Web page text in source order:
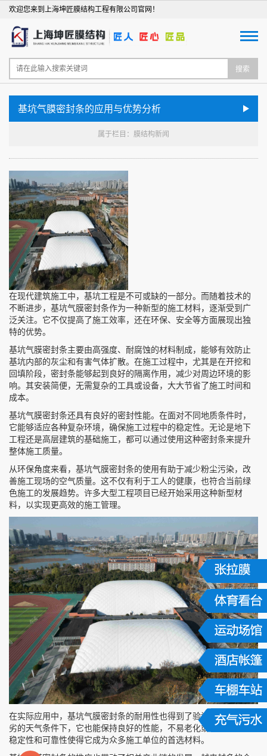
欢迎您来到上海坤匠膜结构工程有限公司官网！
搜索
基坑气膜密封条的应用与优势分析
属于栏目：膜结构新闻
在现代建筑施工中，基坑工程是不可或缺的一部分。而随着技术的
不断进步，基坑气膜密封条作为一种新型的施工材料，逐渐受到广
泛关注。它不仅提高了施工效率，还在环保、安全等方面展现出独
特的优势。
基坑气膜密封条主要由高强度、耐腐蚀的材料制成，能够有效防止
基坑内部的灰尘和有害气体扩散。在施工过程中，尤其是在开挖和
回填阶段，密封条能够起到良好的隔离作用，减少对周边环境的影
响。其安装简便，无需复杂的工具或设备，大大节省了施工时间和
成本。
基坑气膜密封条还具有良好的密封性能。在面对不同地质条件时，
它能够适应各种复杂环境，确保施工过程中的稳定性。无论是地下
工程还是高层建筑的基础施工，都可以通过使用这种密封条来提升
整体施工质量。
从环保角度来看，基坑气膜密封条的使用有助于减少粉尘污染，改
善施工现场的空气质量。这不仅有利于工人的健康，也符合当前绿
色施工的发展趋势。许多大型工程项目已经开始采用这种新型材
料，以实现更高效的施工管理。
在实际应用中，基坑气膜密封条的耐用性也得到了验证。即使在恶
劣的天气条件下，它也能保持良好的性能，不易老化或损坏。这种
稳定性和可靠性使得它成为众多施工单位的首选材料。